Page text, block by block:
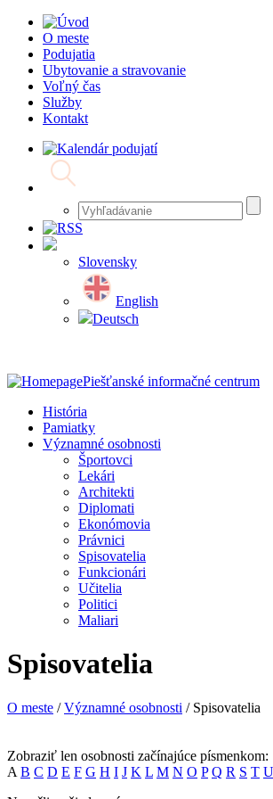
O meste
Podujatia
Ubytovanie a stravovanie
Voľný čas
Služby
Kontakt
Slovensky
English
Deutsch
Piešťanské informačné centrum
História
Pamiatky
Významné osobnosti
Športovci
Lekári
Architekti
Diplomati
Ekonómovia
Právnici
Spisovatelia
Funkcionári
Učitelia
Politici
Maliari
Spisovatelia
O meste / Významné osobnosti / Spisovatelia
Zobraziť len osobnosti začínajúce písmenkom:
A B C D E F G H I J K L M N O P Q R S T U